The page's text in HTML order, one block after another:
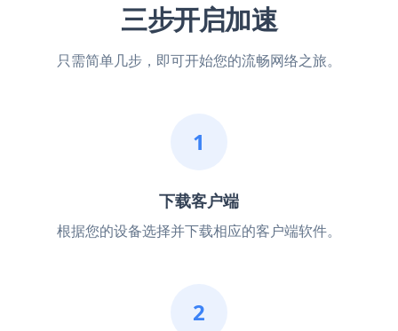
三步开启加速
只需简单几步，即可开始您的流畅网络之旅。
1
下载客户端
根据您的设备选择并下载相应的客户端软件。
2